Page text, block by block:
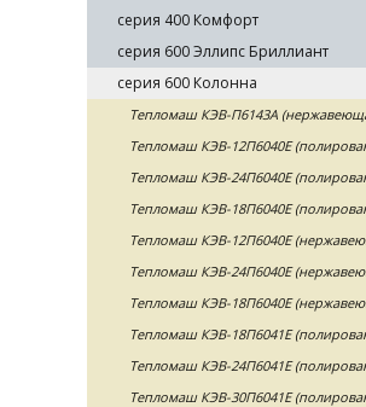
серия 400 Комфорт
серия 600 Эллипс Бриллиант
серия 600 Колонна
Тепломаш КЭВ-П6143А
Тепломаш КЭВ-12П6040Е
Тепломаш КЭВ-24П6040Е
Тепломаш КЭВ-18П6040Е
Тепломаш КЭВ-12П6040Е
Тепломаш КЭВ-24П6040Е
Тепломаш КЭВ-18П6040Е
Тепломаш КЭВ-18П6041Е
Тепломаш КЭВ-24П6041Е
Тепломаш КЭВ-30П6041Е